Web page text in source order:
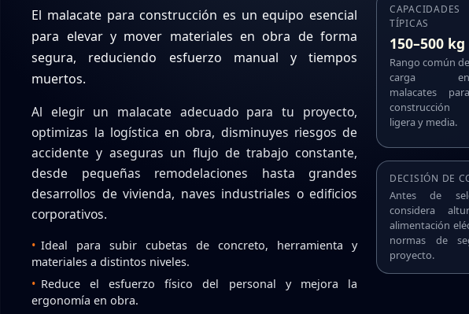
El malacate para construcción es un equipo esencial
para elevar y mover materiales en obra de forma
segura, reduciendo esfuerzo manual y tiempos
muertos.
Al elegir un malacate adecuado para tu proyecto,
optimizas la logística en obra, disminuyes riesgos de
accidente y aseguras un flujo de trabajo constante,
desde pequeñas remodelaciones hasta grandes
desarrollos de vivienda, naves industriales o edificios
corporativos.
Ideal para subir cubetas de concreto, herramienta y
materiales a distintos niveles.
Reduce el esfuerzo físico del personal y mejora la
ergonomía en obra.
CAPACIDADES
TÍPICAS
150–500 kg
Rango común de
carga en
malacates para
construcción
ligera y media.
DECISIÓN DE
Antes de
considera
alimentación
normas de
proyecto.